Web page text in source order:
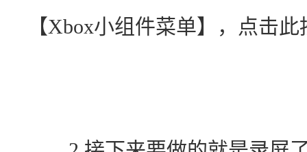
【Xbox小组件菜单】，点击